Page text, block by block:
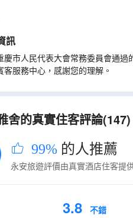
訊
慶市人民代表大會常務委員會通過
客服務中心，感謝您的理解。
舍的真實住客評論(147)
99% 的人推薦
永安旅遊評價由真實酒店住客提
3.8 不錯